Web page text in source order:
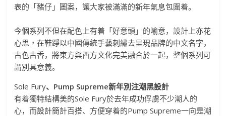
表的「豬仔」圖案，讓大家被滿滿的新年氣息包圍着。
今個系列不但在配色上有着「好意頭」的喻意，設計上亦花
心思 ，在鞋踭以中國傳統手藝刺繡去呈現品牌的中文名字，
古色古香，將東方與西方文化完美融合於一起，整個系列可
謂別具意義。
Sole Fury、 Pump Supreme新年別注潮黑設計
有着獨特結構美的Sole Fury於去年成功俘虜不少潮人的
心，而設計簡計百搭、 方便穿着的Pump Supreme一向是潮